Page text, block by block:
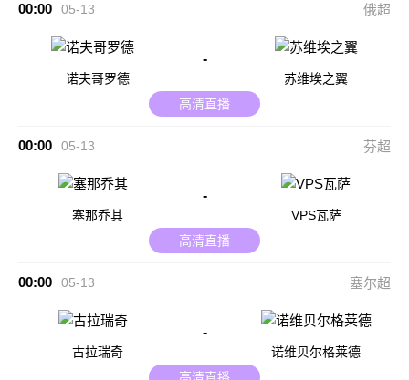
00:00 05-13 俄超
诺夫哥罗德
-
苏维埃之翼
高清直播
00:00 05-13 芬超
塞那乔其
-
VPS瓦萨
高清直播
00:00 05-13 塞尔超
古拉瑞奇
-
诺维贝尔格莱德